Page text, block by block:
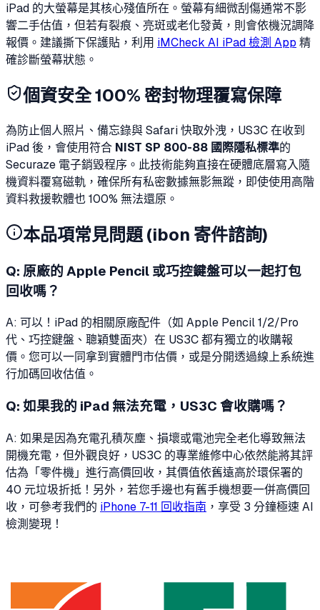
iPad 的大螢幕是其核心殘值所在。螢幕有細微刮傷通常不影
響二手估值，但若有裂痕、亮斑或老化發黃，則會依機況調降
報價。建議撕下保護貼，利用 iMCheck AI iPad 檢測 App 精
確診斷螢幕狀態。
個資安全 100% 密封物理覆寫保障
為防止個人照片、備忘錄與 Safari 快取外洩，US3C 在收到
iPad 後，會使用符合 NIST SP 800-88 國際隱私標準的
Securaze 電子銷毀程序。此技術能夠直接在硬體底層寫入隨
機資料覆寫磁軌，確保所有私密數據無影無蹤，即使使用高階
資料救援軟體也 100% 無法還原。
本品項常見問題 (ibon 寄件諮詢)
Q: 原廠的 Apple Pencil 或巧控鍵盤可以一起打包
回收嗎？
A: 可以！iPad 的相關原廠配件（如 Apple Pencil 1/2/Pro
代、巧控鍵盤、聰穎雙面夾）在 US3C 都有獨立的收購報
價。您可以一同拿到實體門市估價，或是分開透過線上系統進
行加碼回收估值。
Q: 如果我的 iPad 無法充電，US3C 會收購嗎？
A: 如果是因為充電孔積灰塵、損壞或電池完全老化導致無法
開機充電，但外觀良好，US3C 的專業維修中心依然能將其評
估為「零件機」進行高價回收，其價值依舊遠高於環保署的
40 元垃圾折抵！另外，若您手邊也有舊手機想要一併高價回
收，可參考我們的 iPhone 7-11 回收指南 ，享受 3 分鐘極速 AI
檢測變現！